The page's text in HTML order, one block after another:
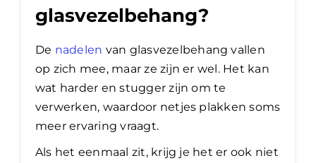
glasvezelbehang?
De nadelen van glasvezelbehang vallen
op zich mee, maar ze zijn er wel. Het kan
wat harder en stugger zijn om te
verwerken, waardoor netjes plakken soms
meer ervaring vraagt.
Als het eenmaal zit, krijg je het er ook niet